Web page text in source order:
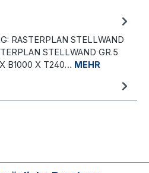
RASTERPLAN STELLWAND
STELLWAND GR.5
B1000 X T240… MEHR